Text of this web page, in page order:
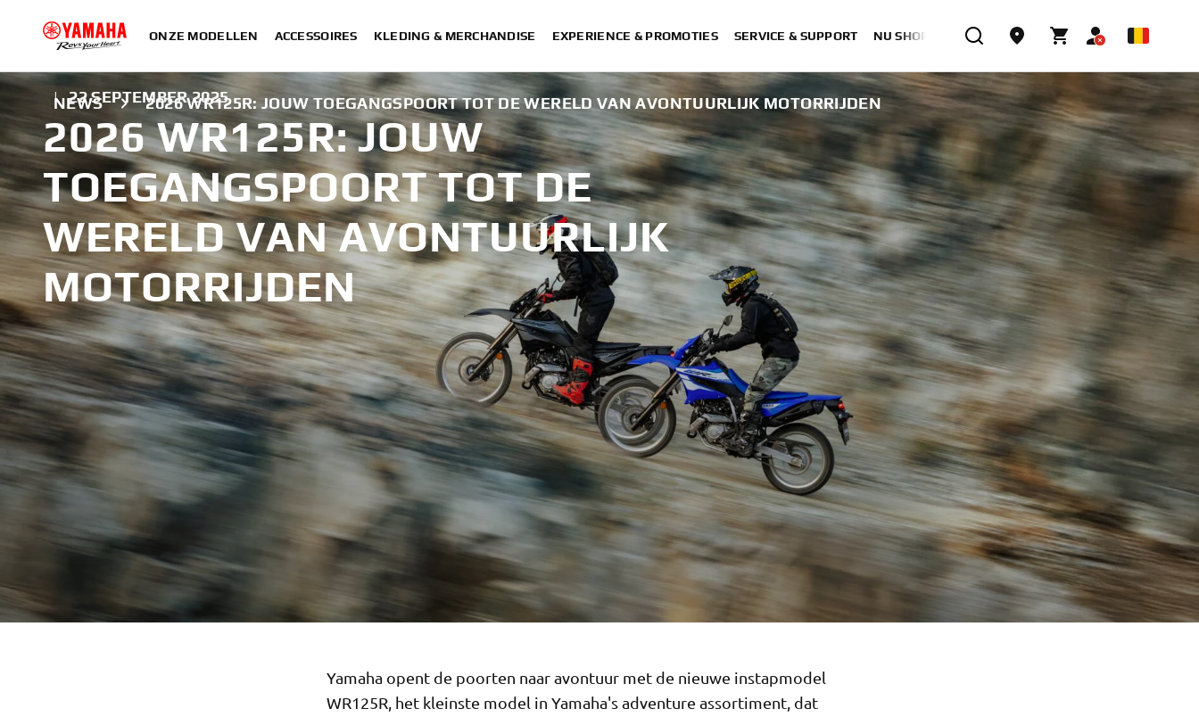
ONZE MODELLEN ACCESSOIRES KLEDING & MERCHANDISE EXPERIENCE & PROMOTIES SERVICE & SUPPORT NU SHOPPEN
NEWS 2026 WR125R: JOUW TOEGANGSPOORT TOT DE WERELD VAN AVONTUURLIJK MOTORRIJDEN
| 22 SEPTEMBER 2025
2026 WR125R: JOUW
TOEGANGSPOORT TOT DE
WERELD VAN AVONTUURLIJK
MOTORRIJDEN
Yamaha opent de poorten naar avontuur met de nieuwe instapmodel
WR125R, het kleinste model in Yamaha's adventure assortiment, dat